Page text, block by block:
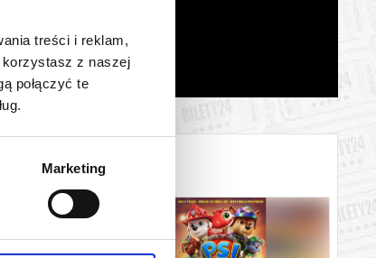
treści i reklam,
korzystasz z naszej
połączyć te
Marketing